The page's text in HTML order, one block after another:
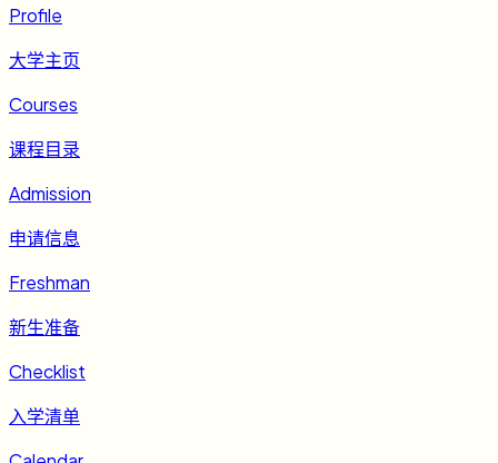
Profile
大学主页
Courses
课程目录
Admission
申请信息
Freshman
新生准备
Checklist
入学清单